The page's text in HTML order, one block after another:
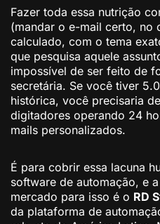
Fazer toda essa nutrição
(mandar o e-mail certo, no
calculado, com o tema
que pesquisa aquele
impossível de ser feito de
secretária. Se você tiver
histórica, você precisaria
digitadores operando 24
mails personalizados.
É para cobrir essa lacuna
software de automação, e
mercado para isso é o RD
da plataforma de